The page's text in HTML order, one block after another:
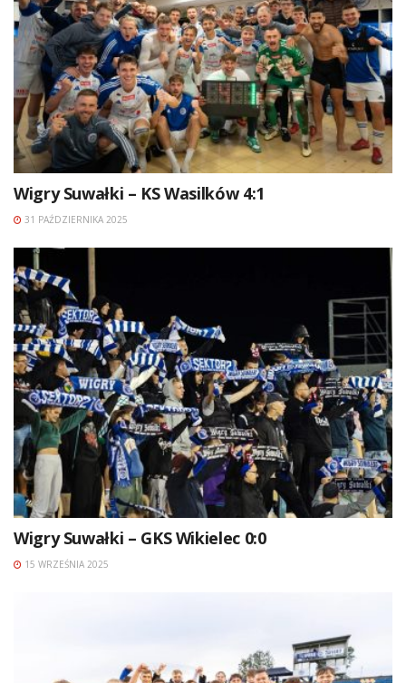
Wigry Suwałki – KS Wasilków 4:1
31 PAŹDZIERNIKA 2025
Wigry Suwałki – GKS Wikielec 0:0
15 WRZEŚNIA 2025